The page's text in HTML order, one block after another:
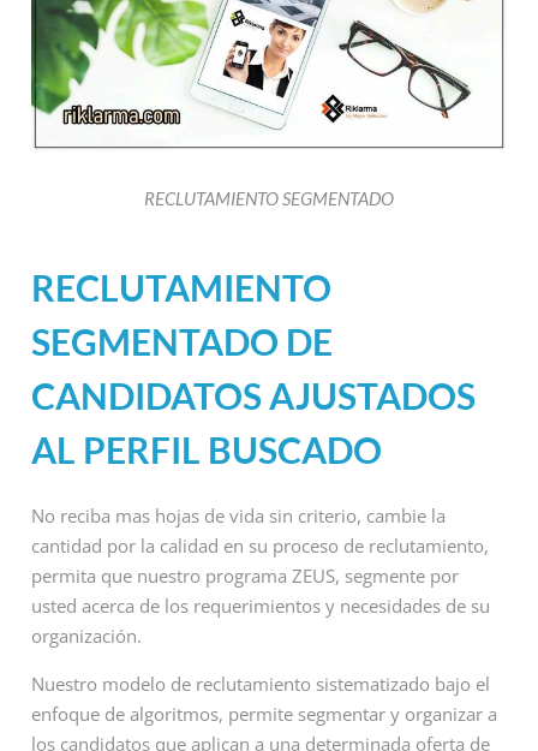
RECLUTAMIENTO SEGMENTADO
RECLUTAMIENTO
SEGMENTADO DE
CANDIDATOS AJUSTADOS
AL PERFIL BUSCADO
No reciba mas hojas de vida sin criterio, cambie la
cantidad por la calidad en su proceso de reclutamiento,
permita que nuestro programa ZEUS, segmente por
usted acerca de los requerimientos y necesidades de su
organización.
Nuestro modelo de reclutamiento sistematizado bajo el
enfoque de algoritmos, permite segmentar y organizar a
los candidatos que aplican a una determinada oferta de